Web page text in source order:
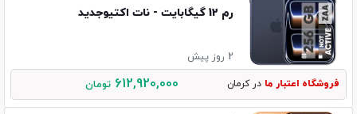
رم 12 گیگابایت - نات اکتیوجدید
2 روز پیش
فروشگاه اعتبار ما در کرمان 612,920,000 تومان